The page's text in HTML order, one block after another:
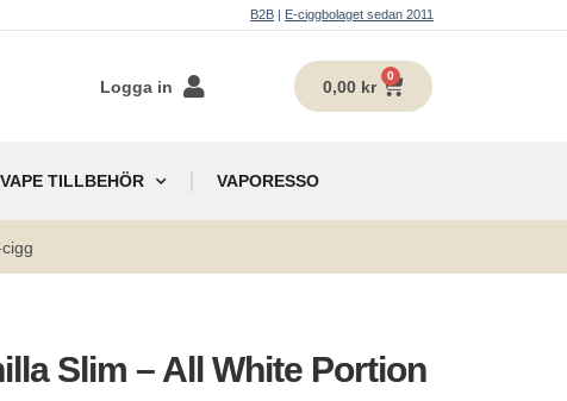
B2B | E-ciggbolaget sedan 2011
Logga in 0,00 kr
0
VAPE TILLBEHÖR VAPORESSO
Slim – All White Portion